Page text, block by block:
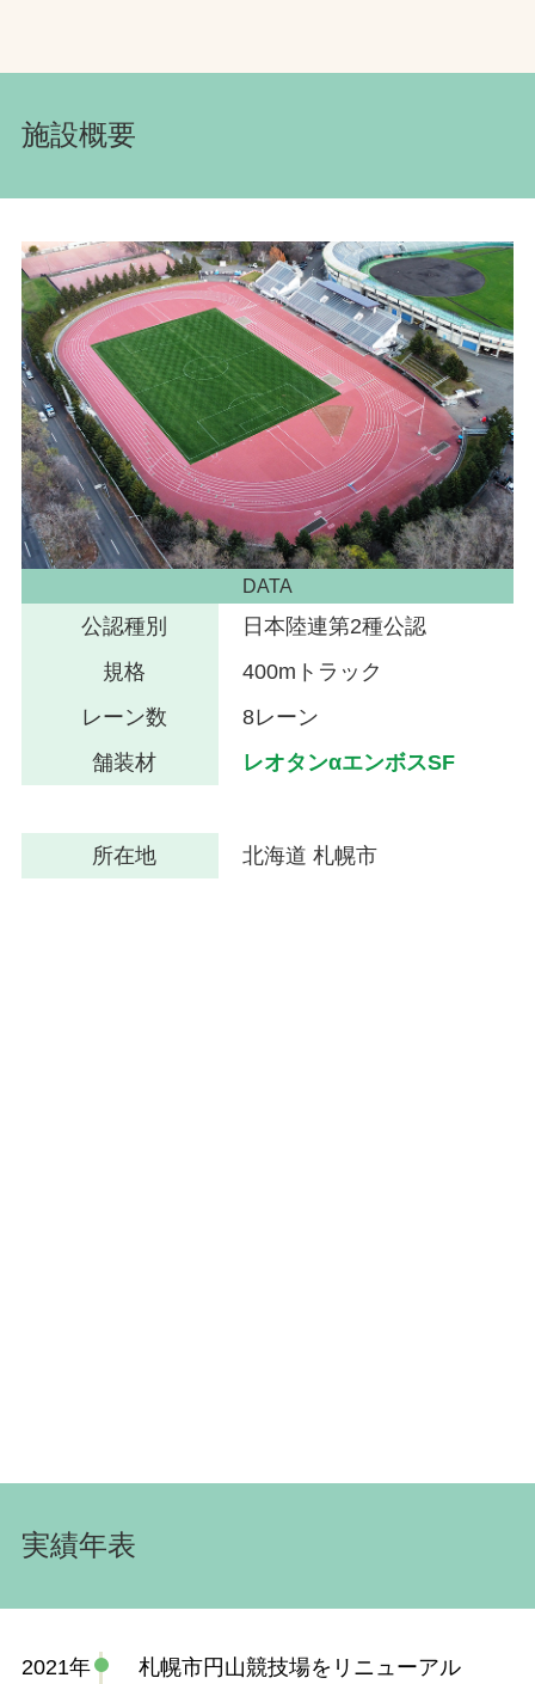
施設概要
DATA
公認種別
日本陸連第2種公認
規格
400mトラック
レーン数
8レーン
舗装材
レオタンαエンボスSF
所在地 北海道 札幌市
実績年表
2021年
札幌市円山競技場をリニューアル